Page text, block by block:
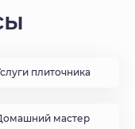
плиточника
мастер